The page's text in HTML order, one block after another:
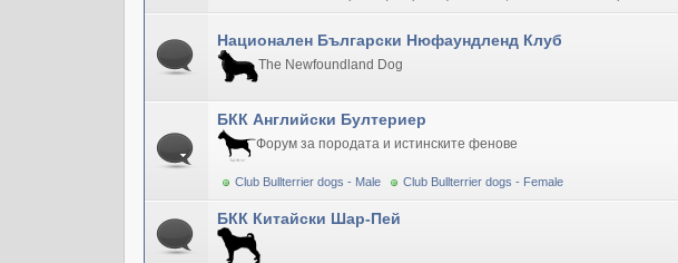
Национален Български Нюфаундленд Клуб
The Newfoundland Dog
БКК Английски Бултериер
Форум за породата и истинските фенове
Club Bullterrier dogs - Male Club Bullterrier dogs - Female
БКК Китайски Шар-Пей